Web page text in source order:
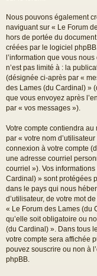
Nous pouvons également
naviguant sur « Le Forum
hors de portée du
créées par le logiciel
l’information que vous
n’est pas limité à : la
(désignée ci-après par «
des Lames (du Cardinal) »
que vous envoyez après
par « vos messages »).
Votre compte contiendra
par « votre nom
connexion à votre compte
une adresse courriel
courriel »). Vos
Cardinal) » sont protégées
dans le pays qui nous
d’utilisateur, de votre mot
« Le Forum des Lames (du
qu’elle soit obligatoire ou
(du Cardinal) ». Dans tous
votre compte sera affichée
pouvez souscrire ou non à
phpBB.